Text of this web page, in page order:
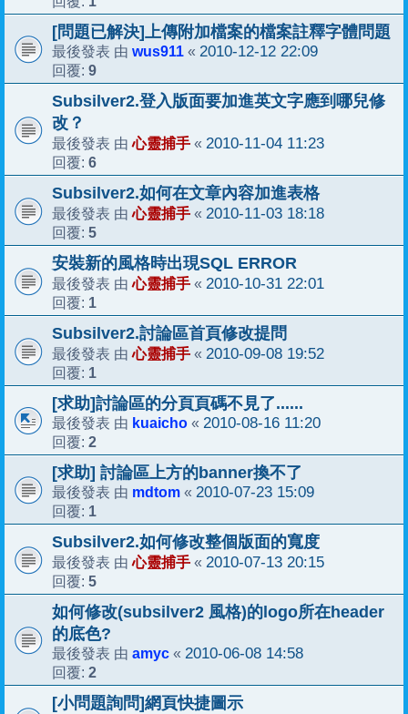
[問題已解決]上傳附加檔案的檔案註釋字體問題
最後發表 由 wus911 « 2010-12-12 22:09
回覆: 9
Subsilver2.登入版面要加進英文字應到哪兒修
改？
最後發表 由心靈捕手 « 2010-11-04 11:23
回覆: 6
Subsilver2.如何在文章內容加進表格
最後發表 由心靈捕手 « 2010-11-03 18:18
回覆: 5
安裝新的風格時出現SQL ERROR
最後發表 由心靈捕手 « 2010-10-31 22:01
回覆: 1
Subsilver2.討論區首頁修改提問
最後發表 由心靈捕手 « 2010-09-08 19:52
回覆: 1
[求助]討論區的分頁頁碼不見了......
最後發表 由 kuaicho « 2010-08-16 11:20
回覆: 2
[求助] 討論區上方的banner換不了
最後發表 由 mdtom « 2010-07-23 15:09
回覆: 1
Subsilver2.如何修改整個版面的寬度
最後發表 由心靈捕手 « 2010-07-13 20:15
回覆: 5
如何修改(subsilver2 風格)的logo所在header
的底色?
最後發表 由 amyc « 2010-06-08 14:58
回覆: 2
[小問題詢問]網頁快捷圖示